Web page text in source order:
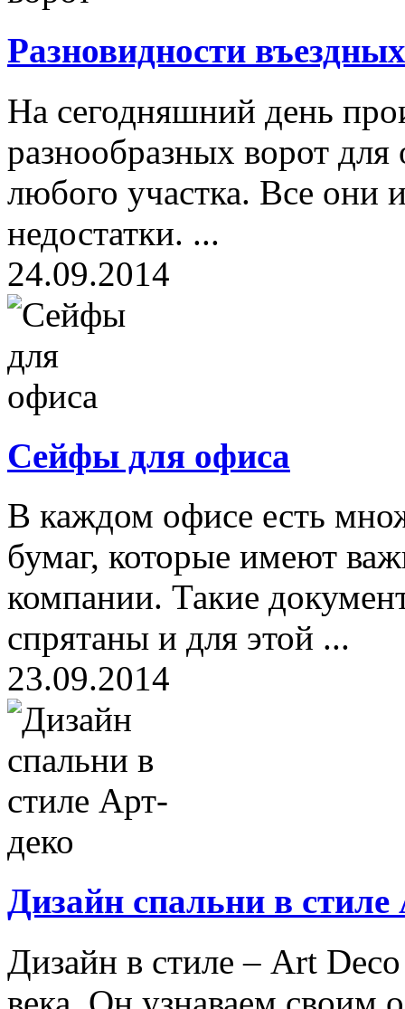
Разновидности
На сегодняшний день
разнообразных ворот
любого участка. Все они
недостатки. ...
24.09.2014
Сейфы для офиса
В каждом офисе есть
бумаг, которые имеют
компании. Такие
спрятаны и для этой ...
23.09.2014
Дизайн спальни в стиле
Дизайн в стиле – Art